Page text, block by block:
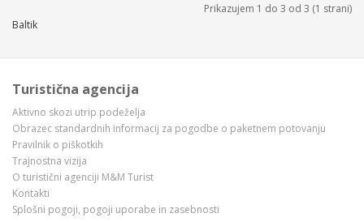
Prikazujem 1 do 3 od 3 (1 strani)
Baltik
Turistična agencija
Aktivno skozi utrip podeželja
Obrazec standardnih informacij za pogodbe o paketnem potovanju
Pravilnik o piškotkih
Trajnostna vizija
O turistični agenciji M&M Turist
Kontakti
Splošni pogoji, pogoji uporabe in zasebnosti